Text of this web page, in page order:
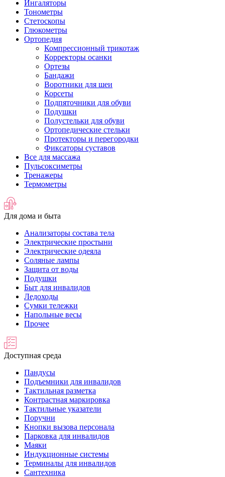
Ингаляторы
Тонометры
Стетоскопы
Глюкометры
Ортопедия
Компрессионный трикотаж
Корректоры осанки
Ортезы
Бандажи
Воротники для шеи
Корсеты
Подпяточники для обуви
Подушки
Полустельки для обуви
Ортопедические стельки
Протекторы и перегородки
Фиксаторы суставов
Все для массажа
Пульсоксиметры
Тренажеры
Термометры
Для дома и быта
Анализаторы состава тела
Электрические простыни
Электрические одеяла
Соляные лампы
Защита от воды
Подушки
Быт для инвалидов
Ледоходы
Сумки тележки
Напольные весы
Прочее
Доступная среда
Пандусы
Подъемники для инвалидов
Тактильная разметка
Контрастная маркировка
Тактильные указатели
Поручни
Кнопки вызова персонала
Парковка для инвалидов
Маяки
Индукционные системы
Терминалы для инвалидов
Сантехника